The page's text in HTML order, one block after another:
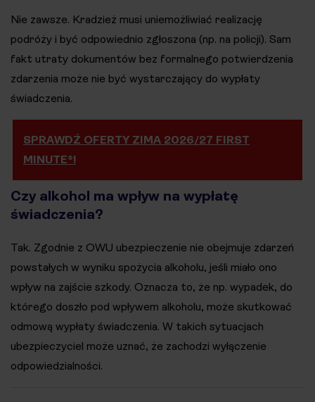
Nie zawsze. Kradzież musi uniemożliwiać realizację
podróży i być odpowiednio zgłoszona (np. na policji). Sam
fakt utraty dokumentów bez formalnego potwierdzenia
zdarzenia może nie być wystarczający do wypłaty
świadczenia.
SPRAWDŹ OFERTY ZIMA 2026/27 FIRST
MINUTE®!
Czy alkohol ma wpływ na wypłatę
świadczenia?
Tak. Zgodnie z OWU ubezpieczenie nie obejmuje zdarzeń
powstałych w wyniku spożycia alkoholu, jeśli miało ono
wpływ na zajście szkody. Oznacza to, że np. wypadek, do
którego doszło pod wpływem alkoholu, może skutkować
odmową wypłaty świadczenia. W takich sytuacjach
ubezpieczyciel może uznać, że zachodzi wyłączenie
odpowiedzialności.